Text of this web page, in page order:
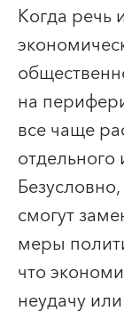
Когда речь
на
все чаще
смогут
меры
что
неудачу